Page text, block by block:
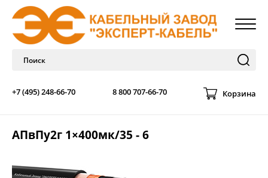
+7 (495) 248-66-70 8 800 707-66-70 Корзина
АПвПу2г 1×400мк/35 - 6